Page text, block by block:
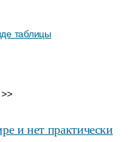
таблицы
>>
и нет практически